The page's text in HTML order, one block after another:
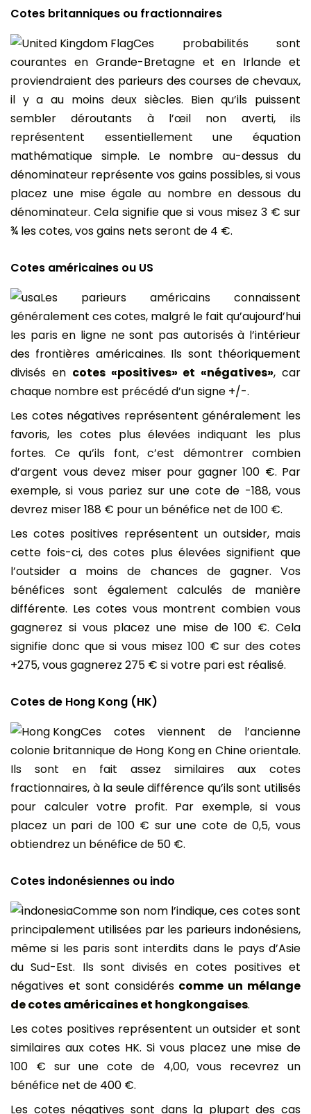
Cotes britanniques ou fractionnaires
Ces probabilités sont
courantes en Grande-Bretagne et en Irlande et
proviendraient des parieurs des courses de chevaux,
il y a au moins deux siècles. Bien qu’ils puissent
sembler déroutants à l’œil non averti, ils
représentent essentiellement une équation
mathématique simple. Le nombre au-dessus du
dénominateur représente vos gains possibles, si vous
placez une mise égale au nombre en dessous du
dénominateur. Cela signifie que si vous misez 3 € sur
¾ les cotes, vos gains nets seront de 4 €.
Cotes américaines ou US
Les parieurs américains connaissent
généralement ces cotes, malgré le fait qu’aujourd’hui
les paris en ligne ne sont pas autorisés à l’intérieur
des frontières américaines. Ils sont théoriquement
divisés en cotes «positives» et «négatives», car
chaque nombre est précédé d’un signe +/-.
Les cotes négatives représentent généralement les
favoris, les cotes plus élevées indiquant les plus
fortes. Ce qu’ils font, c’est démontrer combien
d’argent vous devez miser pour gagner 100 €. Par
exemple, si vous pariez sur une cote de -188, vous
devrez miser 188 € pour un bénéfice net de 100 €.
Les cotes positives représentent un outsider, mais
cette fois-ci, des cotes plus élevées signifient que
l’outsider a moins de chances de gagner. Vos
bénéfices sont également calculés de manière
différente. Les cotes vous montrent combien vous
gagnerez si vous placez une mise de 100 €. Cela
signifie donc que si vous misez 100 € sur des cotes
+275, vous gagnerez 275 € si votre pari est réalisé.
Cotes de Hong Kong (HK)
Ces cotes viennent de l’ancienne
colonie britannique de Hong Kong en Chine orientale.
Ils sont en fait assez similaires aux cotes
fractionnaires, à la seule différence qu’ils sont utilisés
pour calculer votre profit. Par exemple, si vous
placez un pari de 100 € sur une cote de 0,5, vous
obtiendrez un bénéfice de 50 €.
Cotes indonésiennes ou indo
Comme son nom l’indique, ces cotes sont
principalement utilisées par les parieurs indonésiens,
même si les paris sont interdits dans le pays d’Asie
du Sud-Est. Ils sont divisés en cotes positives et
négatives et sont considérés comme un mélange
de cotes américaines et hongkongaises.
Les cotes positives représentent un outsider et sont
similaires aux cotes HK. Si vous placez une mise de
100 € sur une cote de 4,00, vous recevrez un
bénéfice net de 400 €.
Les cotes négatives sont dans la plupart des cas